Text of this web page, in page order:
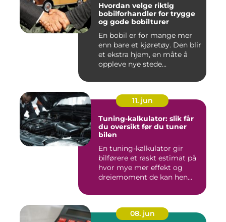
Hvordan velge riktig
bobilforhandler for trygge
og gode bobilturer
En bobil er for mange mer
enn bare et kjøretøy. Den blir
et ekstra hjem, en måte å
oppleve nye stede...
11. jun
Tuning-kalkulator: slik får
du oversikt før du tuner
bilen
En tuning-kalkulator gir
bilførere et raskt estimat på
hvor mye mer effekt og
dreiemoment de kan hen...
08. jun